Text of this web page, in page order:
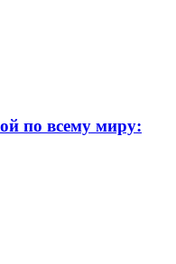
по всему миру: